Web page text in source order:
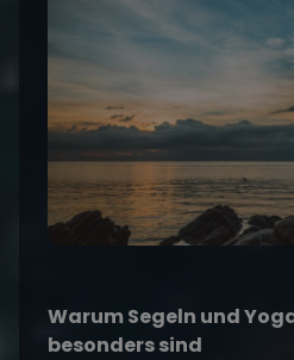
Warum Segeln und
besonders sind